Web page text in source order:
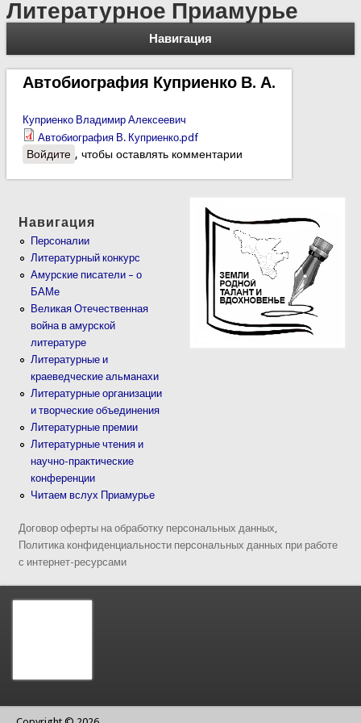
Литературное Приамурье
Навигация
Автобиография Куприенко В. А.
Куприенко Владимир Алексеевич
Автобиография В. Куприенко.pdf
Войдите , чтобы оставлять комментарии
Навигация
Персоналии
Литературный конкурс
Амурские писатели – о
БАМе
Великая Отечественная
война в амурской
литературе
Литературные и
краеведческие альманахи
Литературные организации
и творческие объединения
Литературные премии
Литературные чтения и
научно-практические
конференции
Читаем вслух Приамурье
Договор оферты на обработку персональных данных,
Политика конфиденциальности персональных данных при работе
с интернет-ресурсами